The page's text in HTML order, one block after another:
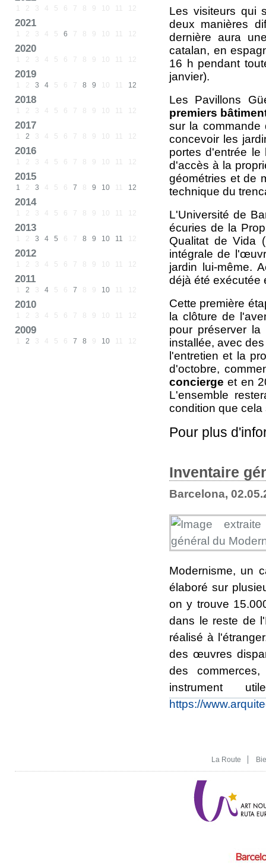
1 2 3 4 5 6 7 8 9 10 11 12
2021
1 2 3 4 5 6 7 8 9 10 11 12
2020
1 2 3 4 5 6 7 8 9 10 11 12
2019
1 2 3 4 5 6 7 8 9 10 11 12
2018
1 2 3 4 5 6 7 8 9 10 11 12
2017
1 2 3 4 5 6 7 8 9 10 11 12
2016
1 2 3 4 5 6 7 8 9 10 11 12
2015
1 2 3 4 5 6 7 8 9 10 11 12
2014
1 2 3 4 5 6 7 8 9 10 11 12
2013
1 2 3 4 5 6 7 8 9 10 11 12
2012
1 2 3 4 5 6 7 8 9 10 11 12
2011
1 2 3 4 5 6 7 8 9 10 11 12
2010
1 2 3 4 5 6 7 8 9 10 11 12
2009
1 2 3 4 5 6 7 8 9 10 11 12
Les visiteurs qui
deux manières
dernière aura
catalan, en
16 h pendant
janvier).
Les Pavillons
premiers
sur la commande
concevoir les
portes d'entrée
d'accès à la
géométries et de
technique du
L'Université de
écuries de la
Qualitat de Vida
intégrale de
jardin lui-même.
déjà été exécutée
Cette première
la clôture de
pour préserver la
installée, avec
l'entretien et la
d'octobre,
concierge et en
L'ensemble
condition que cela
Pour plus
Inventaire
Barcelona,
Modernisme, un
élaboré sur
on y trouve
dans le reste de
réalisé à
des œuvres
des
instrument
https://
La Route